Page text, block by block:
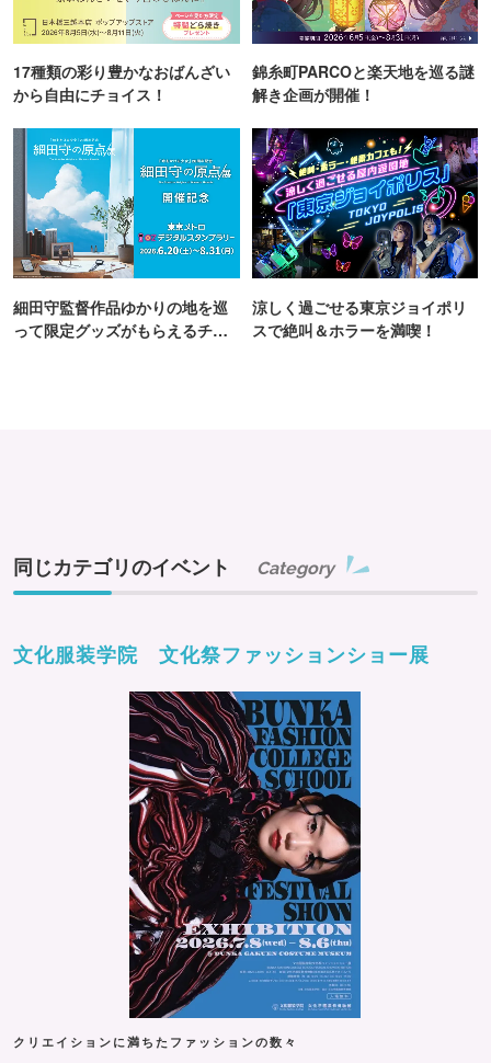
17種類の彩り豊かなおばんざい
から自由にチョイス！
錦糸町PARCOと楽天地を巡る謎
解き企画が開催！
細田守監督作品ゆかりの地を巡
って限定グッズがもらえるチャ
涼しく過ごせる東京ジョイポリ
スで絶叫＆ホラーを満喫！
同じカテゴリのイベント Category
文化服装学院 文化祭ファッションショー展
クリエイションに満ちたファッションの数々